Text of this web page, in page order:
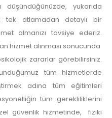
yukarıda
tek atlamadan detaylı bir
almanızı tavsiye ederiz.
hizmet alınması sonucunda
zararlar görebilirsiniz.
tüm hizmetlerde
adına tüm eğitimleri
tüm gerekliliklerini
güvenlik hizmetinde, fiziki